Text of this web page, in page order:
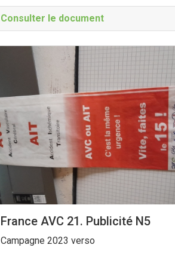
Consulter le document
France AVC 21. Publicité N5
Campagne 2023 verso